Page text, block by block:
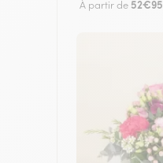
À partir de 52€95